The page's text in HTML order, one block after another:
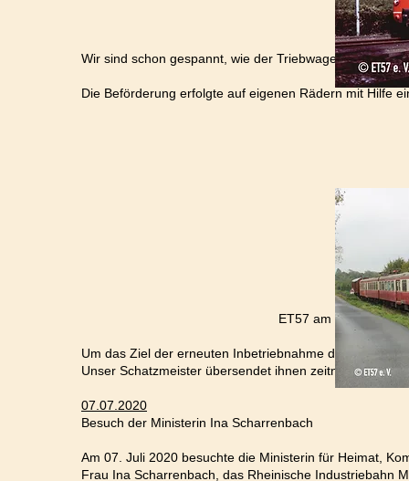
ES 152 im August
Wir sind schon gespannt, wie der Triebwagen am Ende
Die Beförderung erfolgte auf eigenen Rädern mit Hilfe
ET57 am 16.Oktober 2020 auf der
Um das Ziel der erneuten Inbetriebnahme des ET57
Unser Schatzmeister übersendet ihnen zeitnah eine
07.07.2020
Besuch der Ministerin Ina Scharrenbach
Am 07. Juli 2020 besuchte die Ministerin für Heimat,
Frau Ina Scharrenbach, das Rheinische Industriebahn